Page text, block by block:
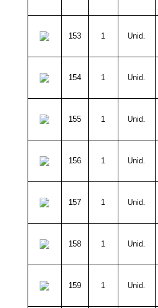
153 1 Unid.
154 1 Unid.
155 1 Unid.
156 1 Unid.
157 1 Unid.
158 1 Unid.
159 1 Unid.